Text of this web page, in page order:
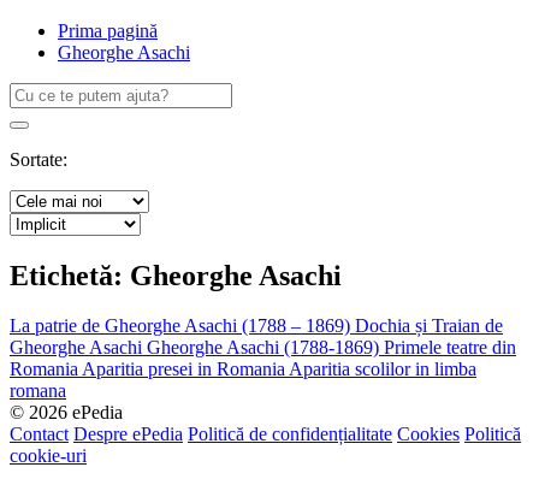
Prima pagină
Gheorghe Asachi
Caută
după:
Search
Sortate:
Etichetă: Gheorghe Asachi
La patrie de Gheorghe Asachi (1788 – 1869) Dochia și Traian de
Gheorghe Asachi Gheorghe Asachi (1788-1869) Primele teatre din
RomaniaAparitia presei in RomaniaAparitia scolilor in limba
romana
© 2026 ePedia
Contact Despre ePedia Politică de confidențialitate Cookies Politică
cookie-uri